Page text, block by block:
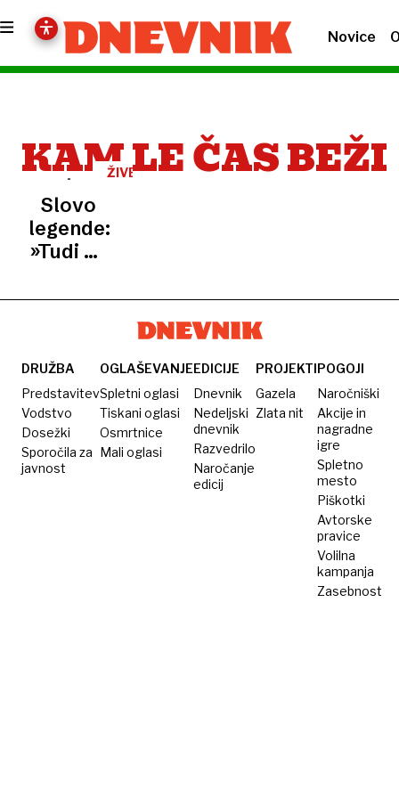
Novice
KAM LE ČAS BEŽI
ŽIVEL
Slovo
legende:
»Tudi mi
večni,
jutri nas
več ni«
DRUŽBA
Predstavitev
Vodstvo
Dosežki
Sporočila za
javnost
OGLAŠEVANJE
Spletni oglasi
Tiskani oglasi
Osmrtnice
Mali oglasi
EDICIJE
Dnevnik
Nedeljski
dnevnik
Razvedrilo
Naročanje
edicij
PROJEKTI
Gazela
Zlata nit
POGOJI
Naročniški
Akcije in
nagradne
igre
Spletno
mesto
Piškotki
Avtorske
pravice
Volilna
kampanja
Zasebnost